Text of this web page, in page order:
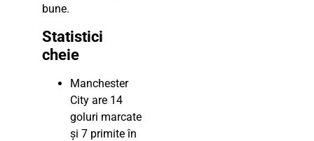
bune.
Statistici
cheie
Manchester
City are 14
goluri marcate
și 7 primite în